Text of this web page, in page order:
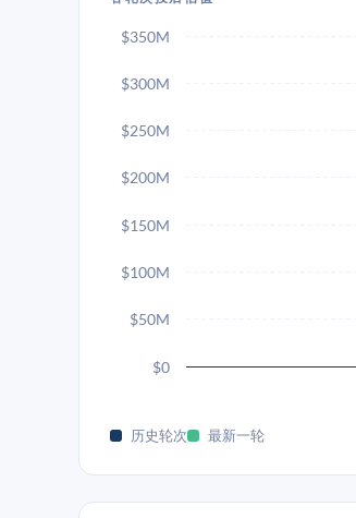
$0
$50M
$100M
$150M
$200M
$250M
$300M
$350M
历史轮次 最新一轮